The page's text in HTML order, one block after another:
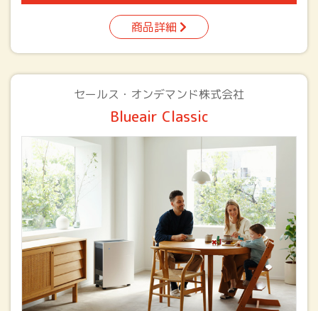
商品詳細
セールス・オンデマンド株式会社
Blueair Classic